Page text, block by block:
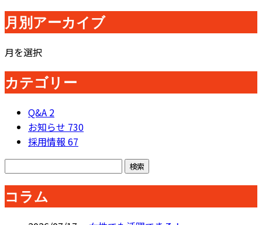
月別アーカイブ
月を選択
カテゴリー
Q&A 2
お知らせ 730
採用情報 67
コラム